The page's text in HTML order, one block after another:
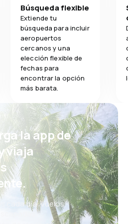
5.0
5.0
duros y las
sala de
regreso
y’a que no se
Comodidad
Transporte
Búsqueda flexible
Extiende tu
búsqueda para incluir
aeropuertos
cercanos y una
elección flexible de
fechas para
encontrar la opción
más barata.
la app de
viaja
cada día: vuelos,